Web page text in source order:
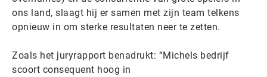
ons land, slaagt hij er samen met zijn team telkens
opnieuw in om sterke resultaten neer te zetten.
Zoals het juryrapport benadrukt: “Michels bedrijf
scoort consequent hoog in